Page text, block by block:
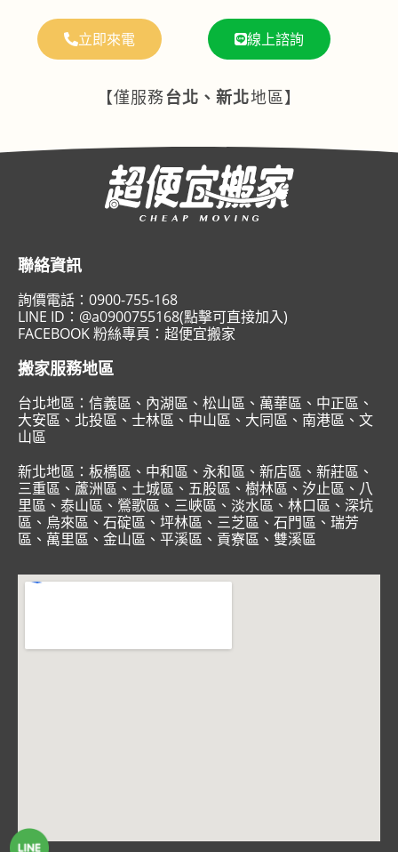
立即來電 線上諮詢
【僅服務台北、新北地區】
聯絡資訊
詢價電話： 0900-755-168
LINE ID： @a0900755168(點擊可直接加入)
FACEBOOK 粉絲專頁： 超便宜搬家
搬家服務地區
台北地區： 信義區 、 內湖區 、 松山區 、 萬華區 、 中正區 、
大安區 、 北投區 、 士林區 、 中山區 、 大同區 、 南港區 、 文
山區
新北地區： 板橋區 、 中和區 、 永和區 、 新店區 、 新莊區 、
三重區 、 蘆洲區 、 土城區 、 五股區 、 樹林區 、 汐止區 、 八
里區 、 泰山區 、 鶯歌區 、 三峽區 、 淡水區 、 林口區 、 深坑
區 、 烏來區 、 石碇區 、 坪林區 、 三芝區 、 石門區 、 瑞芳
區 、 萬里區 、 金山區 、 平溪區 、 貢寮區 、 雙溪區